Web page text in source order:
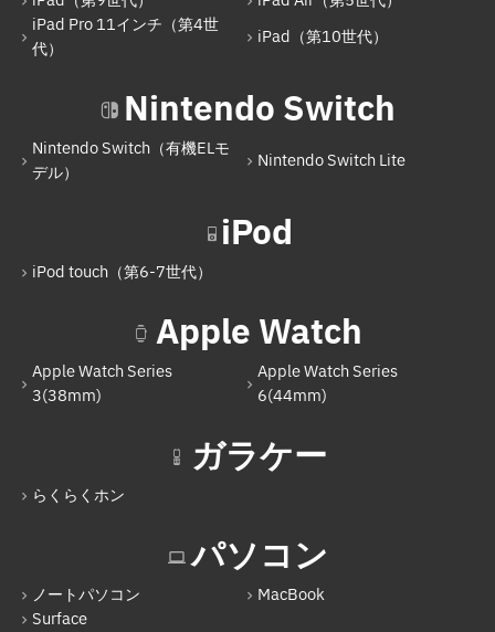
iPad Pro 11インチ（第4世
代）
iPad（第10世代）
Nintendo Switch
Nintendo Switch（有機ELモ
デル）
Nintendo Switch Lite
iPod
iPod touch（第6-7世代）
Apple Watch
Apple Watch Series
3(38mm)
Apple Watch Series
6(44mm)
ガラケー
らくらくホン
パソコン
ノートパソコン
MacBook
Surface